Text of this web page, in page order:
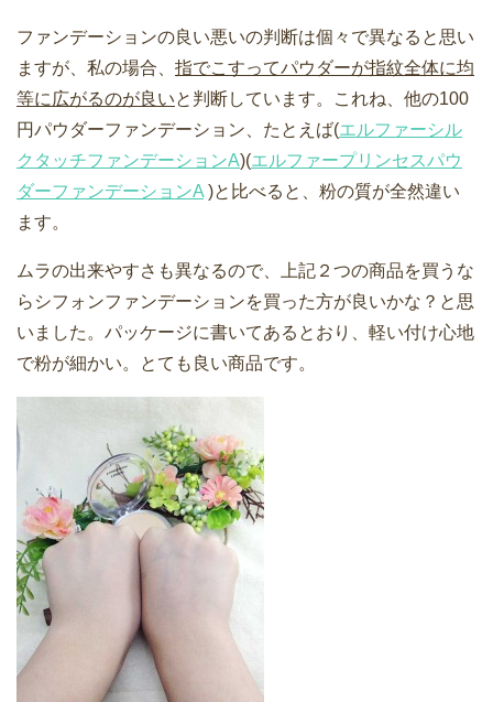
ファンデーションの良い悪いの判断は個々で異なると思い
ますが、私の場合、 指でこすってパウダーが指紋全体に均
等に広がるのが良いと判断しています。これね、他の100
円パウダーファンデーション、たとえば(エルファーシル
クタッチファンデーションA)(エルファープリンセスパウ
ダーファンデーションA )と比べると、粉の質が全然違い
ます。
ムラの出来やすさも異なるので、上記２つの商品を買うな
らシフォンファンデーションを買った方が良いかな？と思
いました。パッケージに書いてあるとおり、軽い付け心地
で粉が細かい。とても良い商品です。